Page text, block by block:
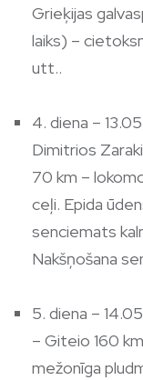
Grieķijas
laiks) –
utt..
4. diena –
Dimitrios
70 km –
ceļi. Epida
senciemats
Nakšņošana
5. diena –
– Giteio 160
mežonīga